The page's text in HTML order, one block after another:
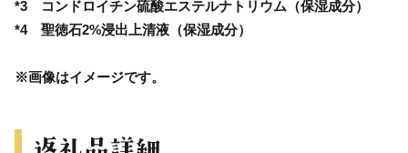
*3 コンドロイチン硫酸エステルナトリウム（保湿成分）
*4 聖徳石2%浸出上清液（保湿成分）
※画像はイメージです。